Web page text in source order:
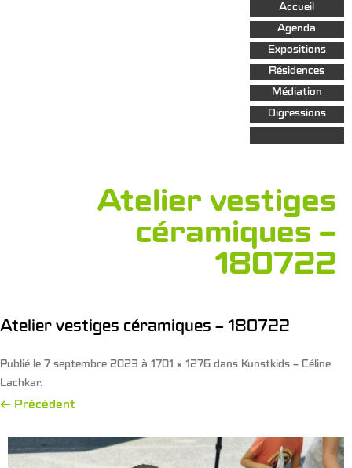
Aller au
contenu
principal
Accueil
Agenda
Expositions
Résidences
Médiation
Digressions
Atelier vestiges
céramiques –
180722
Atelier vestiges céramiques – 180722
Publié le 7 septembre 2023 à 1701 × 1276 dans Kunstkids – Céline
Lachkar.
← Précédent